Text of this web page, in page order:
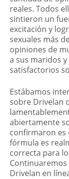
reales. Todos
sintieron un
excitación y
sexuales más
opiniones de
a sus maridos
satisfactorios
Estábamos
sobre Drivelan
abiertamente
confirmaron es
fórmula es
correcta para
Drivelan en